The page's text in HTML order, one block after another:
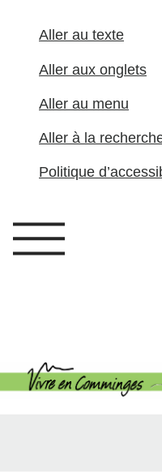
Aller au texte
Aller aux onglets
Aller au menu
Aller à la
Politique